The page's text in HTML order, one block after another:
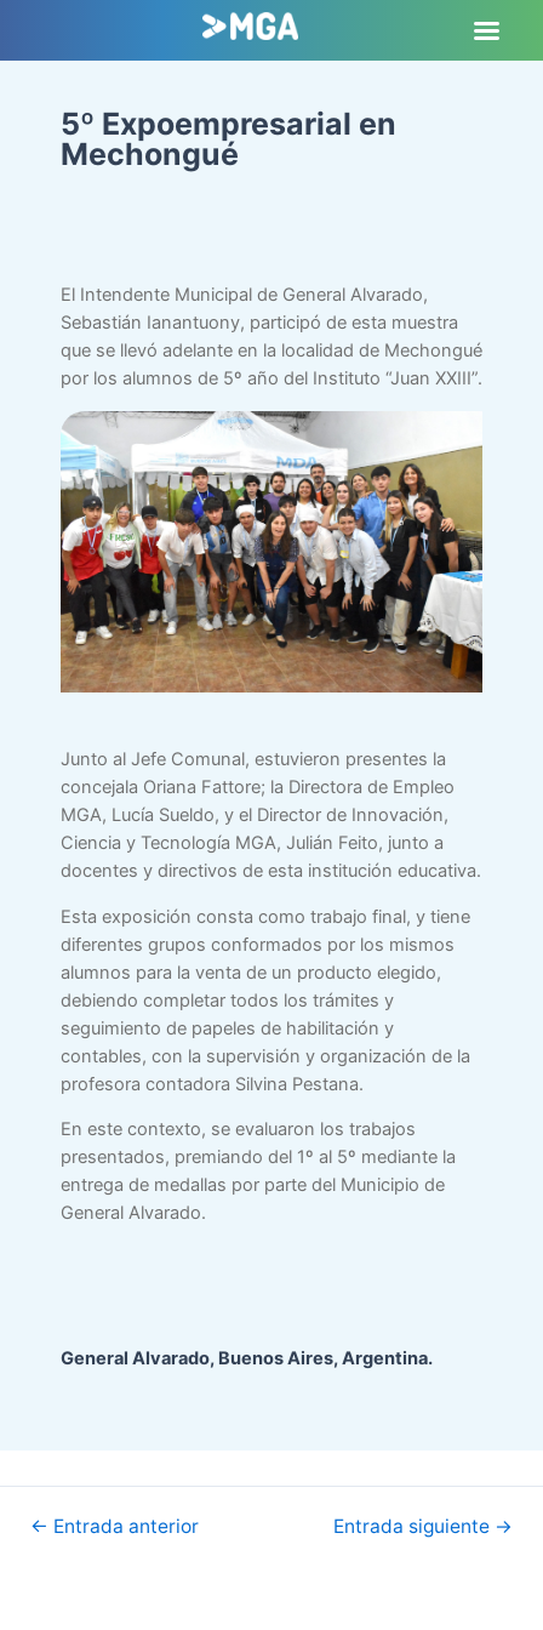
5º Expoempresarial en
Mechongué
El Intendente Municipal de General Alvarado,
Sebastián Ianantuony, participó de esta muestra
que se llevó adelante en la localidad de Mechongué
por los alumnos de 5º año del Instituto “Juan XXIII”.
Junto al Jefe Comunal, estuvieron presentes la
concejala Oriana Fattore; la Directora de Empleo
MGA, Lucía Sueldo, y el Director de Innovación,
Ciencia y Tecnología MGA, Julián Feito, junto a
docentes y directivos de esta institución educativa.
Esta exposición consta como trabajo final, y tiene
diferentes grupos conformados por los mismos
alumnos para la venta de un producto elegido,
debiendo completar todos los trámites y
seguimiento de papeles de habilitación y
contables, con la supervisión y organización de la
profesora contadora Silvina Pestana.
En este contexto, se evaluaron los trabajos
presentados, premiando del 1º al 5º mediante la
entrega de medallas por parte del Municipio de
General Alvarado.
General Alvarado, Buenos Aires, Argentina.
Navegación
← Entrada anterior Entrada siguiente →